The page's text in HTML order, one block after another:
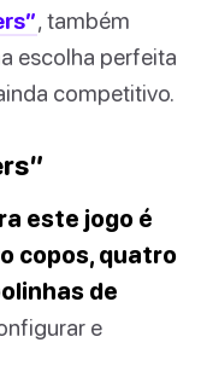
, também
escolha perfeita
competitivo.
este jogo é
copos, quatro
de
e